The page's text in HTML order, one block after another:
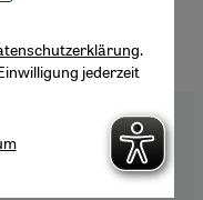
.
jederzeit